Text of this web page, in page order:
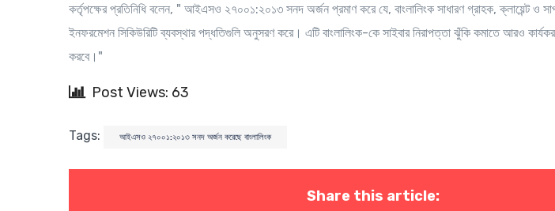
কর্তৃপক্ষের প্রতিনিধি বলেন, " আইএসও ২৭০০১:২০১৩ সনদ অর্জন প্রমাণ করে যে, বাংলালিংক সাধারণ গ্রাহক, ক্লায়েন্ট ও
ইনফরমেশন সিকিউরিটি ব্যবস্থার পদ্ধতিগুলি অনুসরণ করে। এটি বাংলালিংক-কে সাইবার নিরাপত্তা ঝুঁকি কমাতে আরও
করবে।"
Post Views: 63
Tags: আইএসও ২৭০০১:২০১৩ সনদ অর্জন করেছে বাংলালিংক
Share this article: